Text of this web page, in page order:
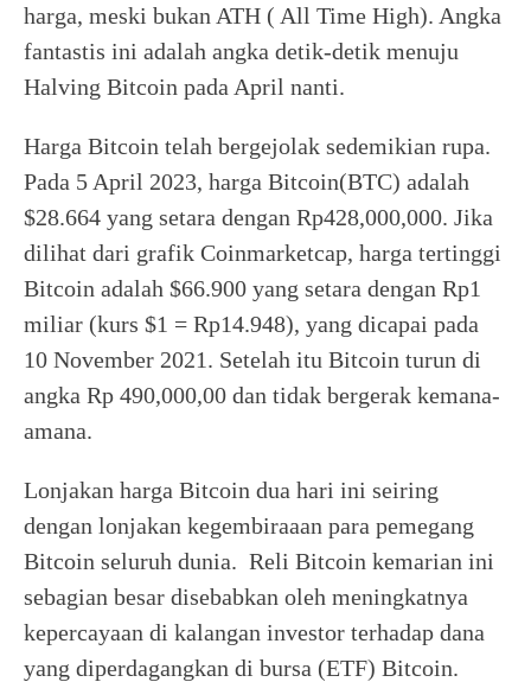
harga, meski bukan ATH ( All Time High). Angka
fantastis ini adalah angka detik-detik menuju
Halving Bitcoin pada April nanti.
Harga Bitcoin telah bergejolak sedemikian rupa.
Pada 5 April 2023, harga Bitcoin(BTC) adalah
$28.664 yang setara dengan Rp428,000,000. Jika
dilihat dari grafik Coinmarketcap, harga tertinggi
Bitcoin adalah $66.900 yang setara dengan Rp1
miliar (kurs $1 = Rp14.948), yang dicapai pada
10 November 2021. Setelah itu Bitcoin turun di
angka Rp 490,000,00 dan tidak bergerak kemana-
amana.
Lonjakan harga Bitcoin dua hari ini seiring
dengan lonjakan kegembiraaan para pemegang
Bitcoin seluruh dunia. Reli Bitcoin kemarian ini
sebagian besar disebabkan oleh meningkatnya
kepercayaan di kalangan investor terhadap dana
yang diperdagangkan di bursa (ETF) Bitcoin.